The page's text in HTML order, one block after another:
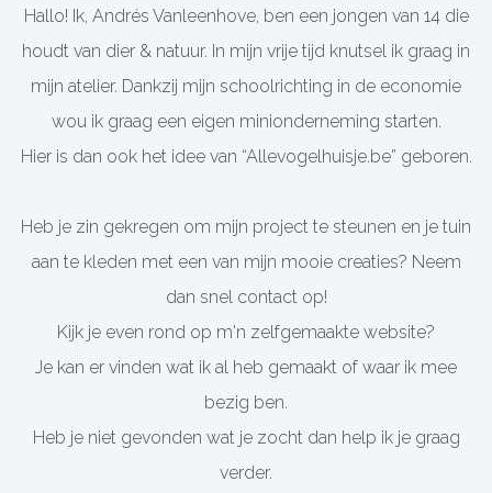
Hallo! Ik, Andrés Vanleenhove, ben een jongen van 14 die
houdt van dier & natuur. In mijn vrije tijd knutsel ik graag in
mijn atelier. Dankzij mijn schoolrichting in de economie
wou ik graag een eigen minionderneming starten.
Hier is dan ook het idee van “Allevogelhuisje.be” geboren.
Heb je zin gekregen om mijn project te steunen en je tuin
aan te kleden met een van mijn mooie creaties? Neem
dan snel contact op!
Kijk je even rond op m'n zelfgemaakte website?
Je kan er vinden wat ik al heb gemaakt of waar ik mee
bezig ben.
Heb je niet gevonden wat je zocht dan help ik je graag
verder.